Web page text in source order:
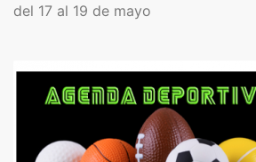
del 17 al 19 de mayo